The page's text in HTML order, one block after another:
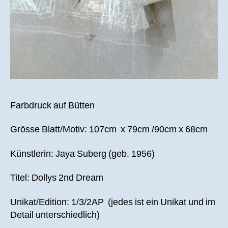
Farbdruck auf Bütten
Grösse Blatt/Motiv: 107cm x 79cm /90cm x 68cm
Künstlerin: Jaya Suberg (geb. 1956)
Titel: Dollys 2nd Dream
Unikat/Edition: 1/3/2AP (jedes ist ein Unikat und im
Detail unterschiedlich)